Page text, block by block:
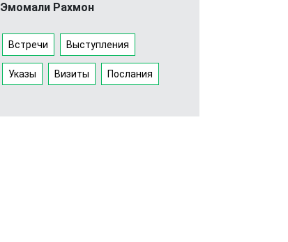
Эмомали Рахмон
Встречи Выступления
Указы Визиты Послания